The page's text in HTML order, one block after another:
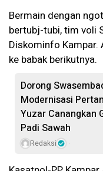
Bermain dengan
bertubj-tubi, tim voli
Diskominfo Kampar.
ke babak berikutnya.
Dorong
Modernisasi
Yuzar Canangkan
Padi Sawah
Redaksi